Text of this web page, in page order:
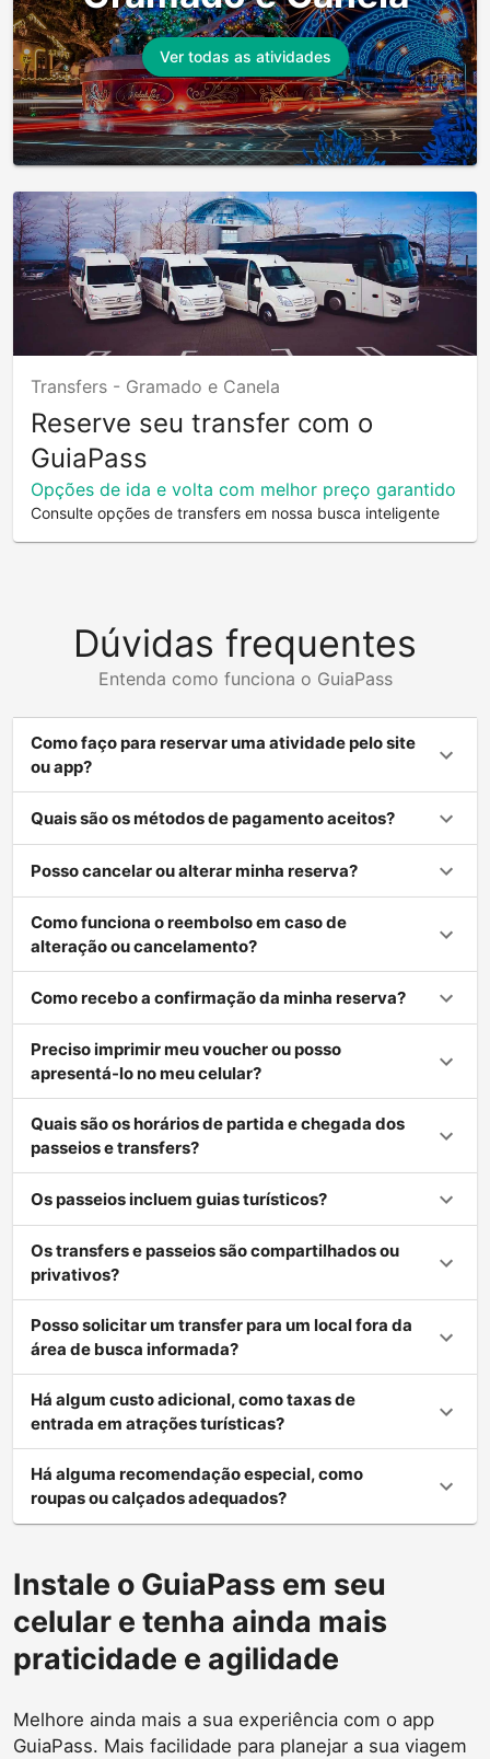
Ver todas as atividades
Transfers - Gramado e Canela
Reserve seu transfer com o
GuiaPass
Opções de ida e volta com melhor preço garantido
Consulte opções de transfers em nossa busca inteligente
Dúvidas frequentes
Entenda como funciona o GuiaPass
Como faço para reservar uma atividade pelo site
ou app?
Quais são os métodos de pagamento aceitos?
Posso cancelar ou alterar minha reserva?
Como funciona o reembolso em caso de
alteração ou cancelamento?
Como recebo a confirmação da minha reserva?
Preciso imprimir meu voucher ou posso
apresentá-lo no meu celular?
Quais são os horários de partida e chegada dos
passeios e transfers?
Os passeios incluem guias turísticos?
Os transfers e passeios são compartilhados ou
privativos?
Posso solicitar um transfer para um local fora da
área de busca informada?
Há algum custo adicional, como taxas de
entrada em atrações turísticas?
Há alguma recomendação especial, como
roupas ou calçados adequados?
Instale o GuiaPass em seu
celular e tenha ainda mais
praticidade e agilidade
Melhore ainda mais a sua experiência com o app
GuiaPass. Mais facilidade para planejar a sua viagem